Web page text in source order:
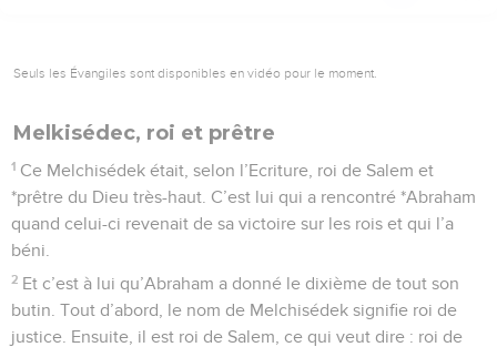
Seuls les Évangiles sont disponibles en vidéo pour le moment.
Melkisédec, roi et prêtre
1 Ce Melchisédek était, selon l’Ecriture, roi de Salem et
*prêtre du Dieu très-haut. C’est lui qui a rencontré *Abraham
quand celui-ci revenait de sa victoire sur les rois et qui l’a
béni.
2 Et c’est à lui qu’Abraham a donné le dixième de tout son
butin. Tout d’abord, le nom de Melchisédek signifie roi de
justice. Ensuite, il est roi de Salem, ce qui veut dire : roi de